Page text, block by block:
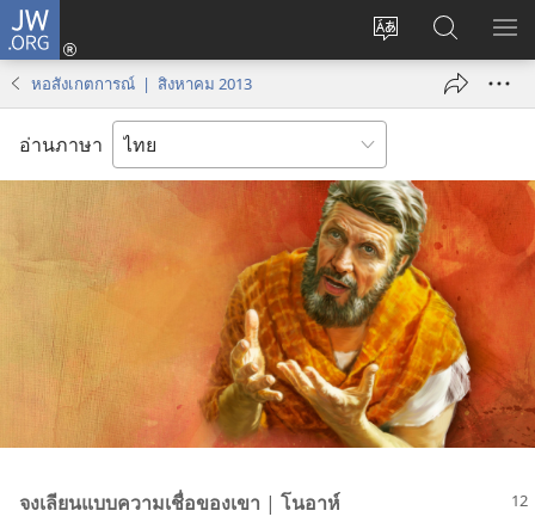
JW.ORG
เปลี่ยน
เข้า
(เปิด
ใหม่)
ค้นหา
ใน
JW.ORG
แส
หอสังเกตการณ์ | สิงหาคม 2013
อ่านภาษา
จง​เลียน​แบบ​ความ​เชื่อ​ของ​เขา | โนอาห์